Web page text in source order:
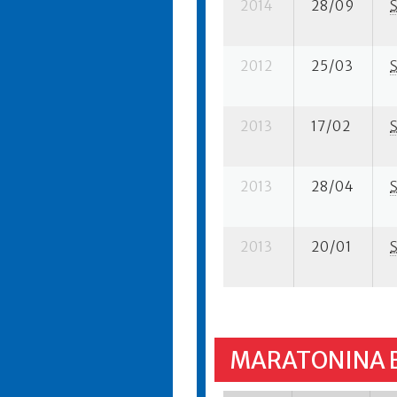
2014 28/09 S
2012 25/03 S
2013 17/02 S
2013 28/04 S
2013 20/01 S
MARATONINA